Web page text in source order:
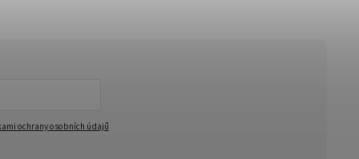
ochrany osobních údajů